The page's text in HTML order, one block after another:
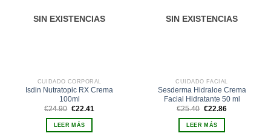
SIN EXISTENCIAS
CUIDADO CORPORAL
Isdin Nutratopic RX Crema
100ml
€24.90 El
original
era:
€24.90.
€22.41
LEER MÁS
SIN EXISTENCIAS
CUIDADO FACIAL
Sesderma Hidraloe Crema
Facial Hidratante 50 ml
€25.40 El
original
era:
€25.40.
€22.86El
LEER MÁS